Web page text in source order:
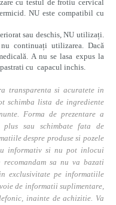
cu testul de frotiu cervical
NU este compatibil cu
sau deschis, NU utilizați.
continuați utilizarea. Dacă
A nu se lasa expus la
cu capacul inchis.
transparenta si acuratete in
schimba lista de ingrediente
Forma de prezentare a
sau schimbate fata de
despre produse si pozele
informativ si nu pot inlocui
sa nu va bazati
exclusivitate pe informatiile
de informatii suplimentare,
inainte de achizitie. Va